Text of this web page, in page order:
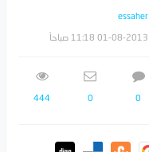
essaher
01-08-2013 11:18 صباحاً
0
0
444